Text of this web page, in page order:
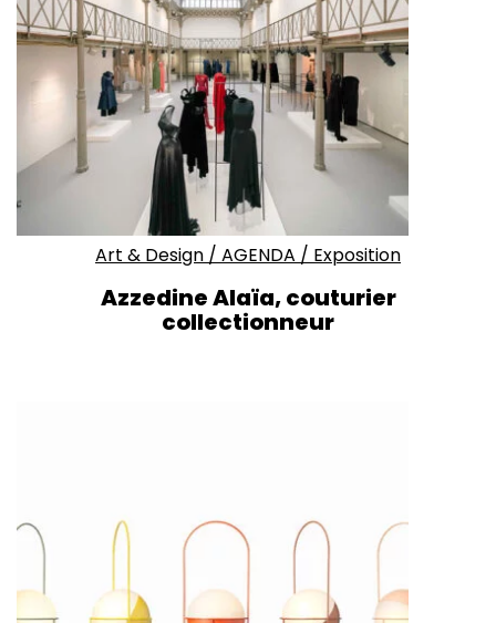
Art & Design / AGENDA / Exposition
Azzedine Alaïa, couturier
collectionneur